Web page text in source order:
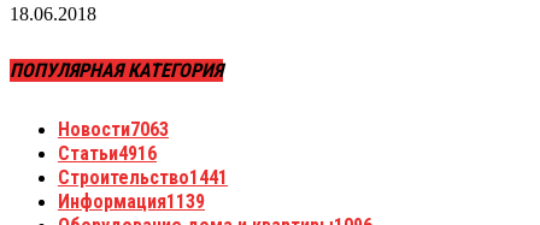
18.06.2018
ПОПУЛЯРНАЯ КАТЕГОРИЯ
Новости7063
Статьи4916
Строительство1441
Информация1139